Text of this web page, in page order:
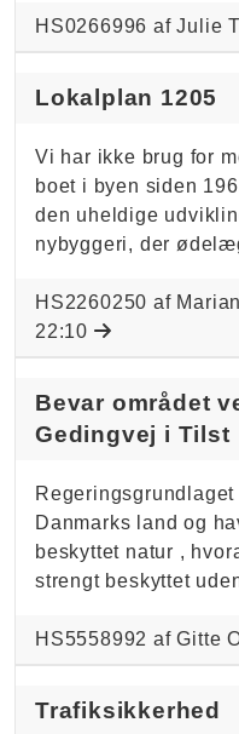
HS0266996 af Julie
Lokalplan 1205
Vi har ikke brug for
boet i byen siden
den uheldige
nybyggeri, der
HS2260250 af
22:10
Bevar området
Gedingvej i Tilst
Danmarks land og
beskyttet natur ,
strengt beskyttet
HS5558992 af Gitte
Trafiksikkerhed